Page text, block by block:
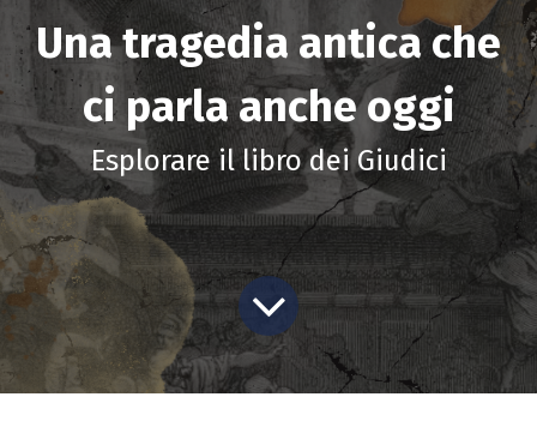
Una tragedia antica che
ci parla anche oggi
Esplorare il libro dei Giudici